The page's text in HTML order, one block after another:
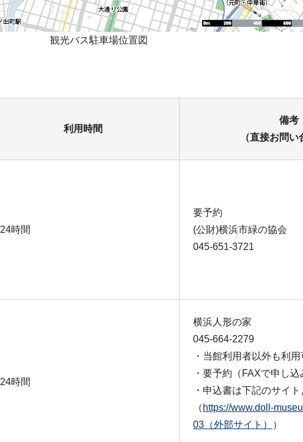
観光バス駐車場位置図
利用時間
備考
（直接お問い
24時間
要予約
(公財)横浜市緑の協会
045-651-3721
24時間
横浜人形の家
045-664-2279
・当館利用者以外も利
・要予約（FAXで申し込
・申込書は下記のサイ
（ https://www.doll-
03（外部サイト）
）